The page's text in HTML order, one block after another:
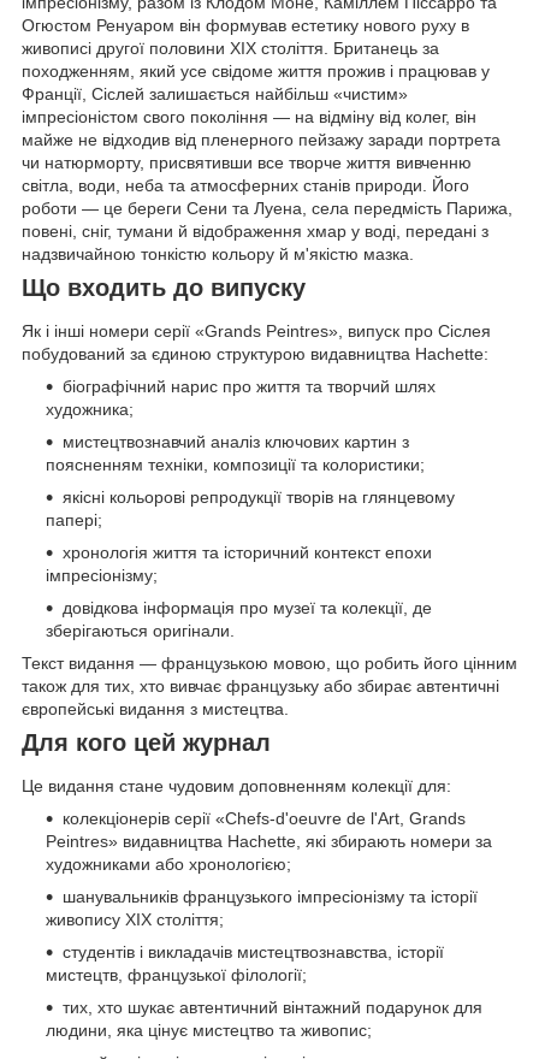
Огюстом Ренуаром він формував естетику нового руху в
живописі другої половини ХІХ століття. Британець за
походженням, який усе свідоме життя прожив і працював у
Франції, Сіслей залишається найбільш «чистим»
імпресіоністом свого покоління — на відміну від колег, він
майже не відходив від пленерного пейзажу заради портрета
чи натюрморту, присвятивши все творче життя вивченню
світла, води, неба та атмосферних станів природи. Його
роботи — це береги Сени та Луена, села передмість Парижа,
повені, сніг, тумани й відображення хмар у воді, передані з
надзвичайною тонкістю кольору й м'якістю мазка.
Що входить до випуску
Як і інші номери серії «Grands Peintres», випуск про Сіслея
побудований за єдиною структурою видавництва Hachette:
біографічний нарис про життя та творчий шлях
художника;
мистецтвознавчий аналіз ключових картин з
поясненням техніки, композиції та колористики;
якісні кольорові репродукції творів на глянцевому
папері;
хронологія життя та історичний контекст епохи
імпресіонізму;
довідкова інформація про музеї та колекції, де
зберігаються оригінали.
Текст видання — французькою мовою, що робить його цінним
також для тих, хто вивчає французьку або збирає автентичні
європейські видання з мистецтва.
Для кого цей журнал
Це видання стане чудовим доповненням колекції для:
колекціонерів серії «Chefs-d'oeuvre de l'Art, Grands
Peintres» видавництва Hachette, які збирають номери за
художниками або хронологією;
шанувальників французького імпресіонізму та історії
живопису ХІХ століття;
студентів і викладачів мистецтвознавства, історії
мистецтв, французької філології;
тих, хто шукає автентичний вінтажний подарунок для
людини, яка цінує мистецтво та живопис;